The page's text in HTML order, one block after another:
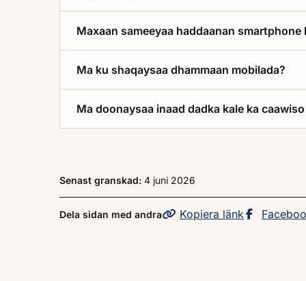
Maxaan sameeyaa haddaanan smartphone
Ma ku shaqaysaa dhammaan mobilada?
Ma doonaysaa inaad dadka kale ka
Senast granskad: 4 juni 2026
Dela sidan med andra Kopiera sidans
länk Dela